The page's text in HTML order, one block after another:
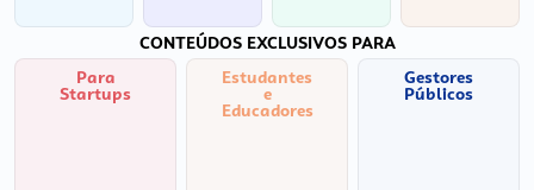
CONTEÚDOS EXCLUSIVOS PARA
Para
Startups
Estudantes
e
Educadores
Gestores
Públicos